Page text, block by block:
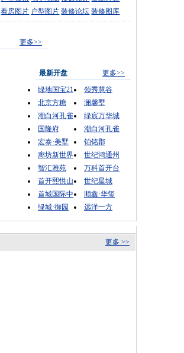
看房图片 户型图片 装修论坛 装修图库
更多>>
最新开盘
更多>>
绿地国宝21
领秀慧谷
北京方糖
澜馨墅
潮白河孔雀
绿宸万华城
国隆府
潮白河孔雀
宏泰·美墅
铂铭郡
廊坊新世界
世纪鸿通州
智汇雅苑
万科首开台
首开熙悦山
世纪星城
首城国际中
顺鑫·华玺
绿城·御园
远洋一方
更多 >>